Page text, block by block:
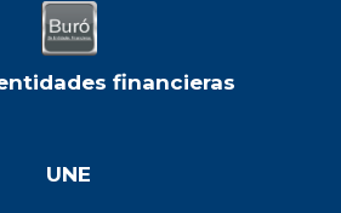
financieras
UNE